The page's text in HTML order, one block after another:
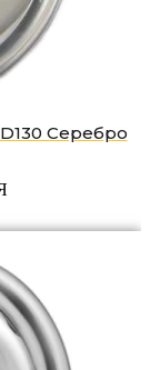
D130 Серебро